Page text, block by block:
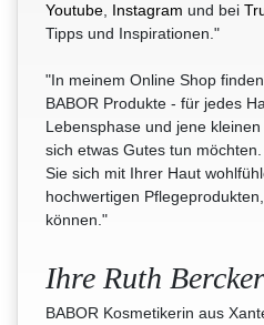
Youtube Instagram und bei
Tipps und Inspirationen."
"In meinem Online Shop
BABOR Produkte - für jedes
Lebensphase und jene
sich etwas Gutes tun
Sie sich mit Ihrer Haut
hochwertigen
können."
Ihre Ruth Bercker
BABOR Kosmetikerin aus